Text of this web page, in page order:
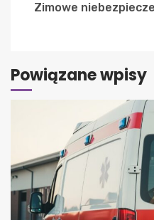
Zimowe
Powiązane wpisy